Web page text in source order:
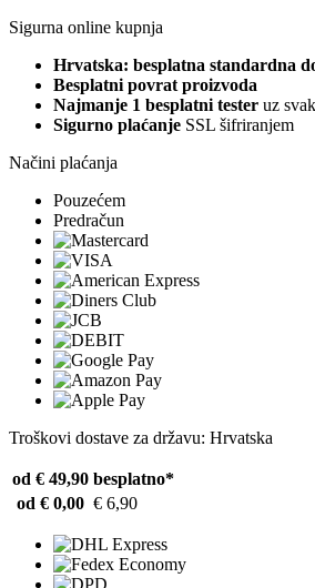
Sigurna online kupnja
Hrvatska: besplatna standardna
Besplatni povrat proizvoda
Najmanje 1 besplatni tester uz
Sigurno plaćanje SSL šifriranjem
Načini plaćanja
Pouzećem
Predračun
Troškovi dostave za državu: Hrvatska
od € 49,90 besplatno*
od € 0,00 € 6,90